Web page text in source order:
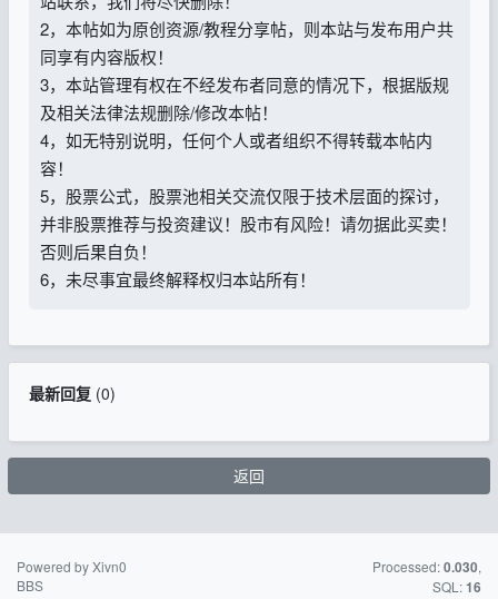
2，本帖如为原创资源/教程分享帖，则本站与发布用户共
同享有内容版权！
3，本站管理有权在不经发布者同意的情况下，根据版规
及相关法律法规删除/修改本帖！
4，如无特别说明，任何个人或者组织不得转载本帖内
容！
5，股票公式，股票池相关交流仅限于技术层面的探讨，
并非股票推荐与投资建议！股市有风险！请勿据此买卖！
否则后果自负！
6，未尽事宜最终解释权归本站所有！
最新回复(0)
返回
Powered by Xivn0
BBS
Processed:0.030,
SQL:16